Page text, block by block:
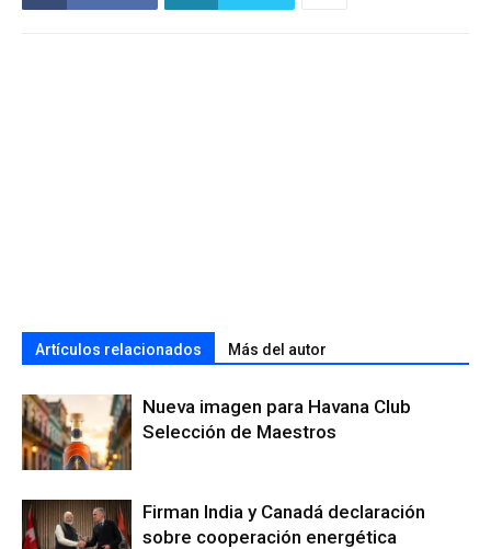
Artículos relacionados Más del autor
Nueva imagen para Havana Club
Selección de Maestros
Firman India y Canadá declaración
sobre cooperación energética